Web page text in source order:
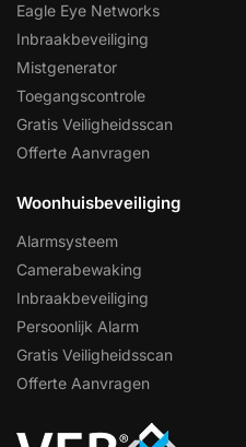
Eagle Eye Networks
Inbraakbeveiliging
Mistgenerator
Toegangscontrole
Gratis Veiligheidsscan
Offerte Aanvragen
Woonhuisbeveiliging
Alarmsysteem
Camerabewaking
Inbraakbeveiliging
Persoonlijk Alarm
Gratis Veiligheidsscan
Offerte Aanvragen